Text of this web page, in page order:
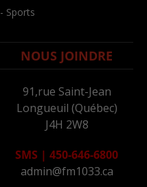
- Sports
NOUS JOINDRE
91,rue Saint-Jean
Longueuil (Québec)
J4H 2W8
SMS | 450-646-6800
admin@fm1033.ca